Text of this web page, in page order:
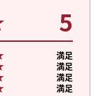
5
満足
満足
満足
満足